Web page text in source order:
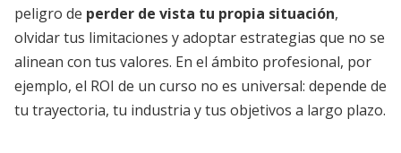
peligro de perder de vista tu propia situación,
olvidar tus limitaciones y adoptar estrategias que no se
alinean con tus valores. En el ámbito profesional, por
ejemplo, el ROI de un curso no es universal: depende de
tu trayectoria, tu industria y tus objetivos a largo plazo.